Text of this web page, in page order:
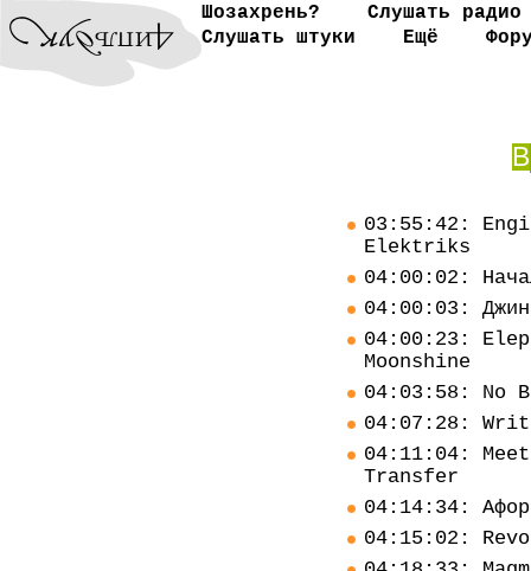
Шозахрень?
Слушать радио
Слушать штуки
Ещё
В
03:55:42:
Elektriks
04:00:02:
04:00:03:
04:00:23:
Moonshine
04:03:58: No
04:07:28:
04:11:04:
Transfer
04:14:34:
04:15:02: